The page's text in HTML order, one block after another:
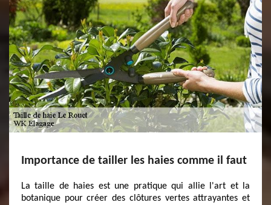
Importance de tailler les haies comme il faut
La taille de haies est une pratique qui allie l'art et la
botanique pour créer des clôtures vertes attrayantes et